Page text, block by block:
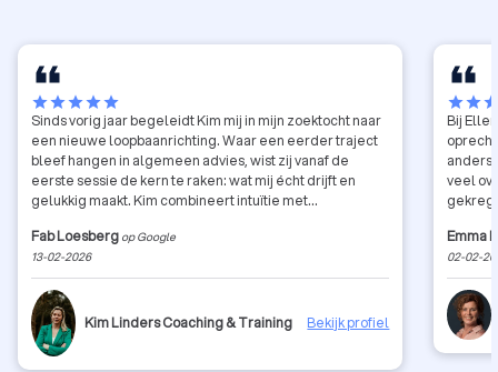
starstarstarstarstar
Sinds vorig jaar begeleidt Kim mij in mijn zoektocht naar
een nieuwe loopbaanrichting. Waar een eerder traject
bleef hangen in algemeen advies, wist zij vanaf de
eerste sessie de kern te raken: wat mij écht drijft en
gelukkig maakt. Kim combineert intuïtie met
doortastend. Dankzij haar begeleiding heb ik niet alleen
helderheid, maar ook concrete stappen vooruit gezet.
Een absolute aanrader voor bedrijven, teams en
individuele mensen die op zoek zijn naar richting en
duurzame groei.
Fab Loesberg op Google
13-02-2026
Kim Linders Coaching & Training Bekijk profiel
starstar
Bij
anders
veel
Emma
02-02-